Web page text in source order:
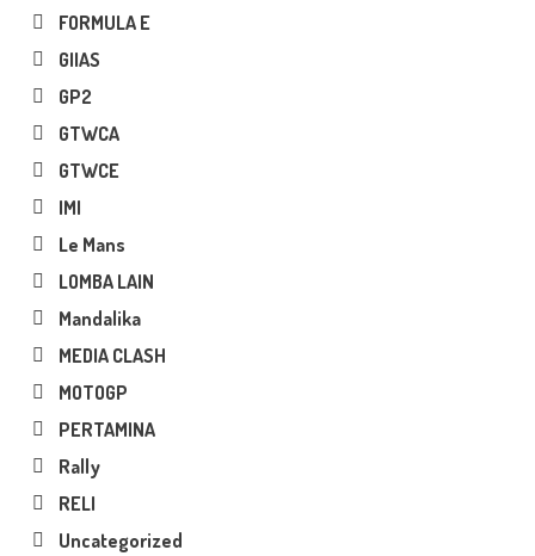
FORMULA E
GIIAS
GP2
GTWCA
GTWCE
IMI
Le Mans
LOMBA LAIN
Mandalika
MEDIA CLASH
MOTOGP
PERTAMINA
Rally
RELI
Uncategorized